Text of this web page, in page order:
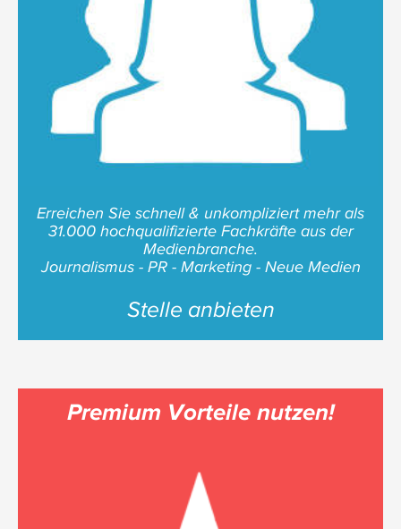
Erreichen Sie schnell & unkompliziert mehr als
31.000 hochqualifizierte Fachkräfte aus der
Medienbranche.
Journalismus - PR - Marketing - Neue Medien
Stelle anbieten
Premium Vorteile nutzen!